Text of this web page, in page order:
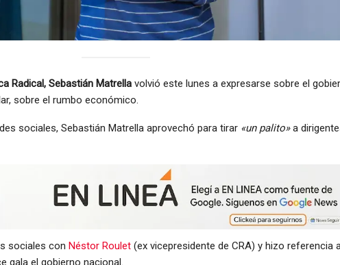
Radical, Sebastián Matrella volvió este lunes a expresarse sobre el
sobre el rumbo económico.
sociales, Sebastián Matrella aprovechó para tirar «un palito»a
sociales con Néstor Roulet (ex vicepresidente de CRA) y hizo referencia
gala el gobierno nacional.